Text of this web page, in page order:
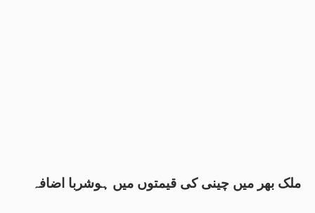
ملک بھر میں چینی کی قیمتوں میں ہوشربا اضافہ